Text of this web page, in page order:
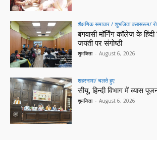
शैक्षणिक समाचार / शुभजिता क्सासरूम/
बंगवासी मॉर्निंग कॉलेज के
जयंती पर संगोष्ठी
शुभजिता - August 6, 2026
शहरनामा/ चलते हुए
सीयू, हिन्दी विभाग में व्यास
शुभजिता - August 6, 2026